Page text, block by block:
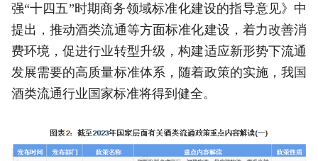
强“十四五”时期商务领域标准化建设的指导意见》中
提出，推动酒类流通等方面标准化建设，着力改善消
费环境，促进行业转型升级，构建适应新形势下流通
发展需要的高质量标准体系，随着政策的实施，我国
酒类流通行业国家标准将得到健全。